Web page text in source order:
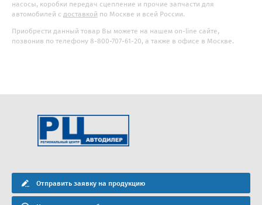
насосы, коробки передач сцепление и прочие запчасти для
автомобилей с доставкой по Москве и всей России.
Приобрести данный товар Вы можете на нашем on-line сайте,
позвонив по телефону 8-800-707-61-20, а также в офисе в Москве.
Отправить заявку на продукцию